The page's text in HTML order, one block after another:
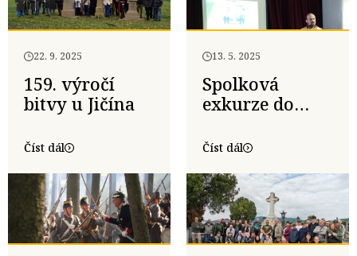
22. 9. 2025
159. výročí
bitvy u Jičína
Číst dál
13. 5. 2025
Spolková
exkurze do
bojiště u
Lamače 10.–11.
5. 2025
Číst dál